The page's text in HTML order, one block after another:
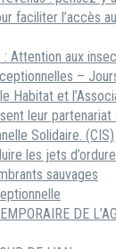
faciliter l’accès
: Attention aux
–
Habitat et
leur
Solidaire. (CIS)
les jets
sauvages
DE